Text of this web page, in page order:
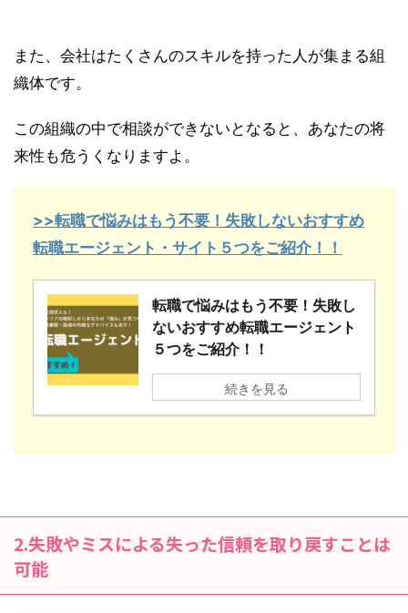
また、会社はたくさんのスキルを持った人が集まる組
織体です。
この組織の中で相談ができないとなると、あなたの将
来性も危うくなりますよ。
>>転職で悩みはもう不要！失敗しないおすすめ
転職エージェント・サイト５つをご紹介！！
転職で悩みはもう不要！失敗し
ないおすすめ転職エージェント
５つをご紹介！！
続きを見る
2.失敗やミスによる失った信頼を取り戻すことは
可能